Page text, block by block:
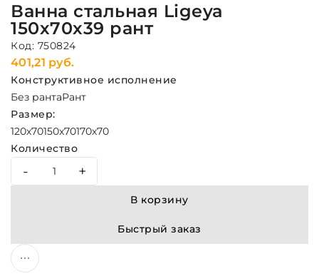
Ванна стальная Ligeya
150х70х39 рант
Код: 750824
401,21 руб.
Конструктивное исполнение
Без рантаРант
Размер:
120х70150х70170х70
Количество
- +
В корзину
Быстрый заказ